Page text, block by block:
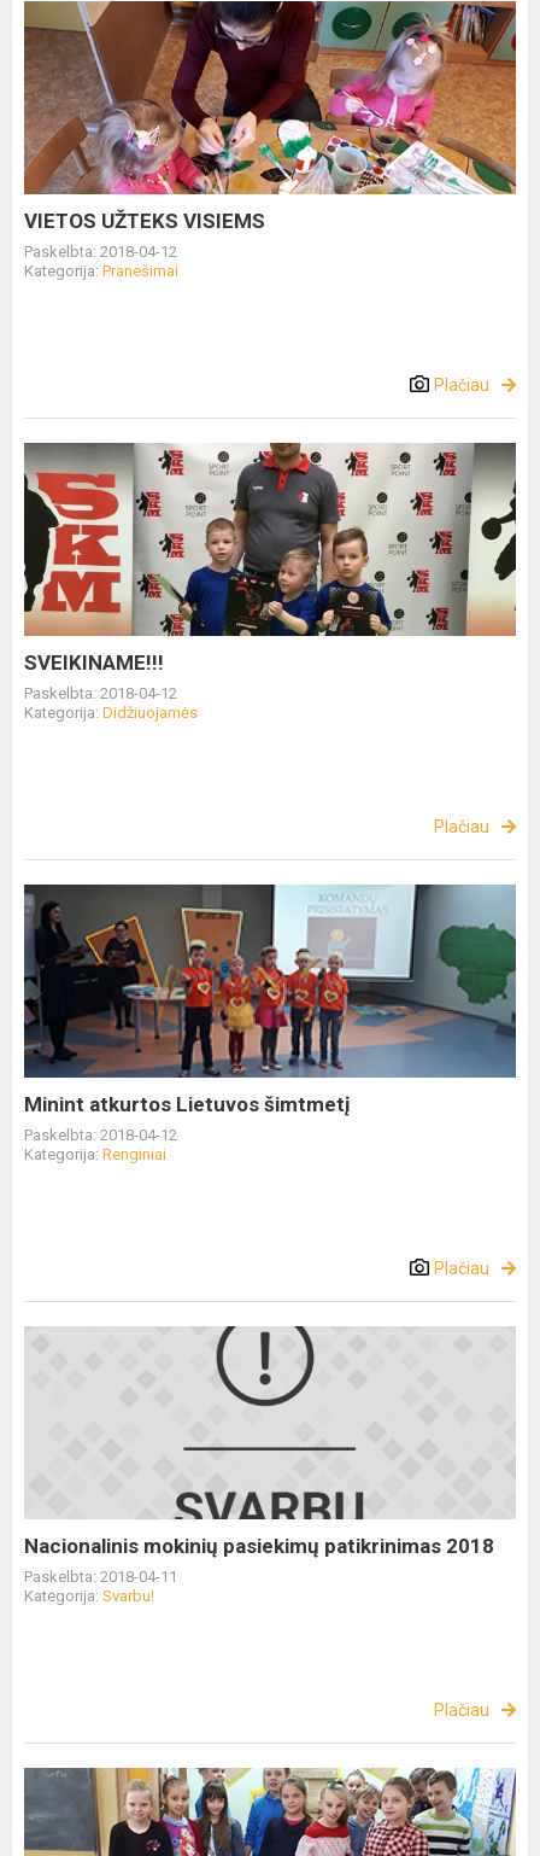
VIETOS UŽTEKS VISIEMS
Paskelbta: 2018-04-12
Kategorija: Pranešimai
Plačiau
SVEIKINAME!!!
Paskelbta: 2018-04-12
Kategorija: Didžiuojamės
Plačiau
Minint atkurtos Lietuvos šimtmetį
Paskelbta: 2018-04-12
Kategorija: Renginiai
Plačiau
Nacionalinis mokinių pasiekimų patikrinimas 2018
Paskelbta: 2018-04-11
Kategorija: Svarbu!
Plačiau